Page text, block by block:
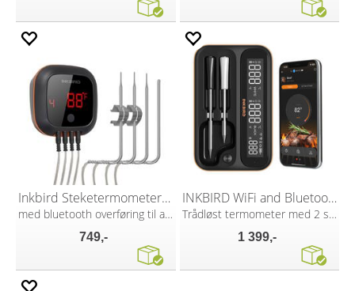
Inkbird Steketermometer med 4 prober
med bluetooth overføring til app
749,-
INKBIRD WiFi and Bluetooth Thermometer
Trådløst termometer med 2 sonder
1 399,-